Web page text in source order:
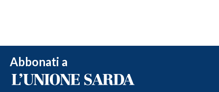
Abbonati a